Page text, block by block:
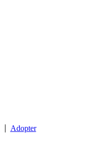
Adopter